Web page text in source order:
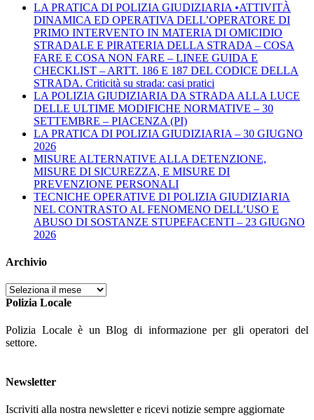
LA PRATICA DI POLIZIA GIUDIZIARIA •ATTIVITÀ
DINAMICA ED OPERATIVA DELL’OPERATORE DI
PRIMO INTERVENTO IN MATERIA DI OMICIDIO
STRADALE E PIRATERIA DELLA STRADA – COSA
FARE E COSA NON FARE – LINEE GUIDA E
CHECKLIST – ARTT. 186 E 187 DEL CODICE DELLA
STRADA. Criticità su strada: casi pratici
LA POLIZIA GIUDIZIARIA DA STRADA ALLA LUCE
DELLE ULTIME MODIFICHE NORMATIVE – 30
SETTEMBRE – PIACENZA (PI)
LA PRATICA DI POLIZIA GIUDIZIARIA – 30 GIUGNO
2026
MISURE ALTERNATIVE ALLA DETENZIONE,
MISURE DI SICUREZZA, E MISURE DI
PREVENZIONE PERSONALI
TECNICHE OPERATIVE DI POLIZIA GIUDIZIARIA
NEL CONTRASTO AL FENOMENO DELL’USO E
ABUSO DI SOSTANZE STUPEFACENTI – 23 GIUGNO
2026
Archivio
Archivio
Polizia Locale
Polizia Locale è un Blog di informazione per gli operatori del
settore.
Newsletter
Iscriviti alla nostra newsletter e ricevi notizie sempre aggiornate